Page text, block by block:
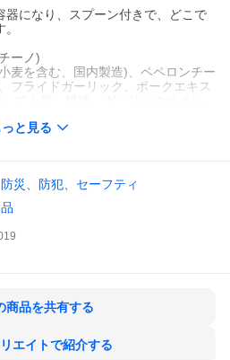
器になり、スプーン付きで、どこで
ーノ)
麦を含む、国内製造)、ペペロンチー
フライドガーリック、ポークエキス
)、増粘剤(キサンタンガム)、酸化防
載
大豆、鶏肉、豚肉、りんご
を避けて、常温で保存してくださ
株式会社サタケ 食品事業部 広島県
ケージ・内容等予告なく変更する
っと見る
防災、防犯、セーフティ
商品を共有する
エイトで紹介する